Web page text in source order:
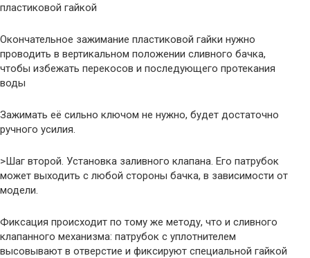
пластиковой гайкой
Окончательное зажимание пластиковой гайки нужно
проводить в вертикальном положении сливного бачка,
чтобы избежать перекосов и последующего протекания
воды
Зажимать её сильно ключом не нужно, будет достаточно
ручного усилия.
>Шаг второй. Установка заливного клапана. Его патрубок
может выходить с любой стороны бачка, в зависимости от
модели.
Фиксация происходит по тому же методу, что и сливного
клапанного механизма: патрубок с уплотнителем
высовывают в отверстие и фиксируют специальной гайкой